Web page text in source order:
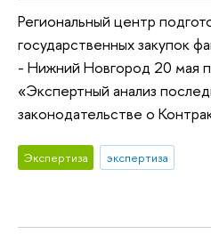
Региональный центр
государственных закупок
- Нижний Новгород 20 мая
«Экспертный анализ
законодательстве о
Экспертиза экспертиза